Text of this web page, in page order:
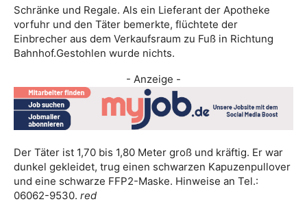
Schränke und Regale. Als ein Lieferant der Apotheke
vorfuhr und den Täter bemerkte, flüchtete der
Einbrecher aus dem Verkaufsraum zu Fuß in Richtung
Bahnhof.Gestohlen wurde nichts.
- Anzeige -
Der Täter ist 1,70 bis 1,80 Meter groß und kräftig. Er war
dunkel gekleidet, trug einen schwarzen Kapuzenpullover
und eine schwarze FFP2-Maske. Hinweise an Tel.:
06062-9530. red